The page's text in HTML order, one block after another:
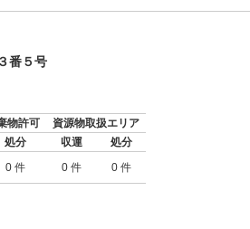
番５号
物許可
資源物取扱エリア
処分 収運
処分
0 件 0 件 0 件